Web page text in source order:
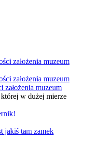
założenia muzeum
w dużej mierze
jakiś tam zamek